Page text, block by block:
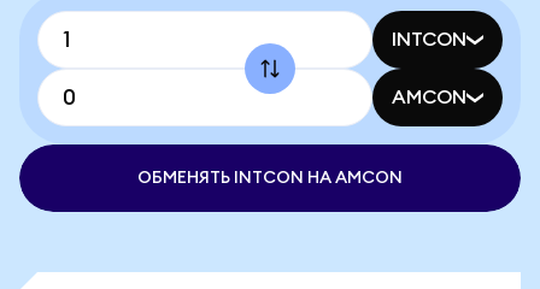
INTCON
AMCON
ОБМЕНЯТЬ INTCON НА AMCON